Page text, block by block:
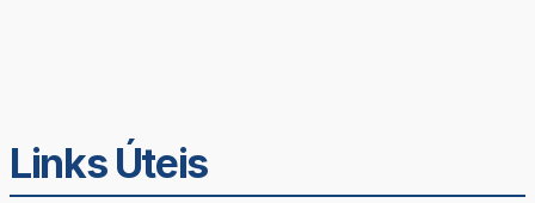
Links Úteis